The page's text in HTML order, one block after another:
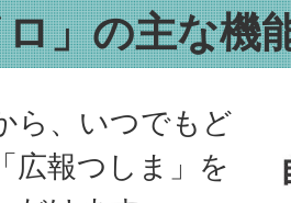
」の主な機
ら、いつでもど
広報つしま」を